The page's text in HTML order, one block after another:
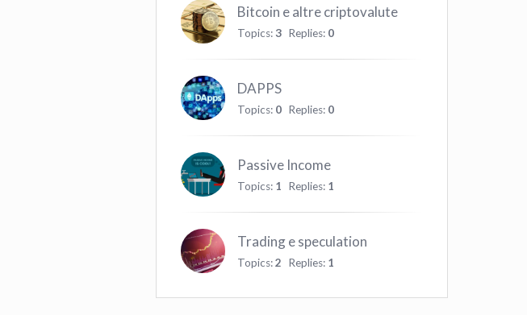
Bitcoin e altre criptovalute
Topics:3 Replies: 0
DAPPS
Topics: 0 Replies: 0
Passive Income
Topics: 1 Replies: 1
Trading e speculation
Topics:2 Replies: 1